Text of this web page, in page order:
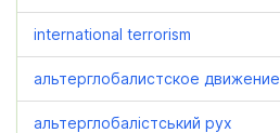
international terrorism
альтерглобалистское движение
альтерглобалістський рух